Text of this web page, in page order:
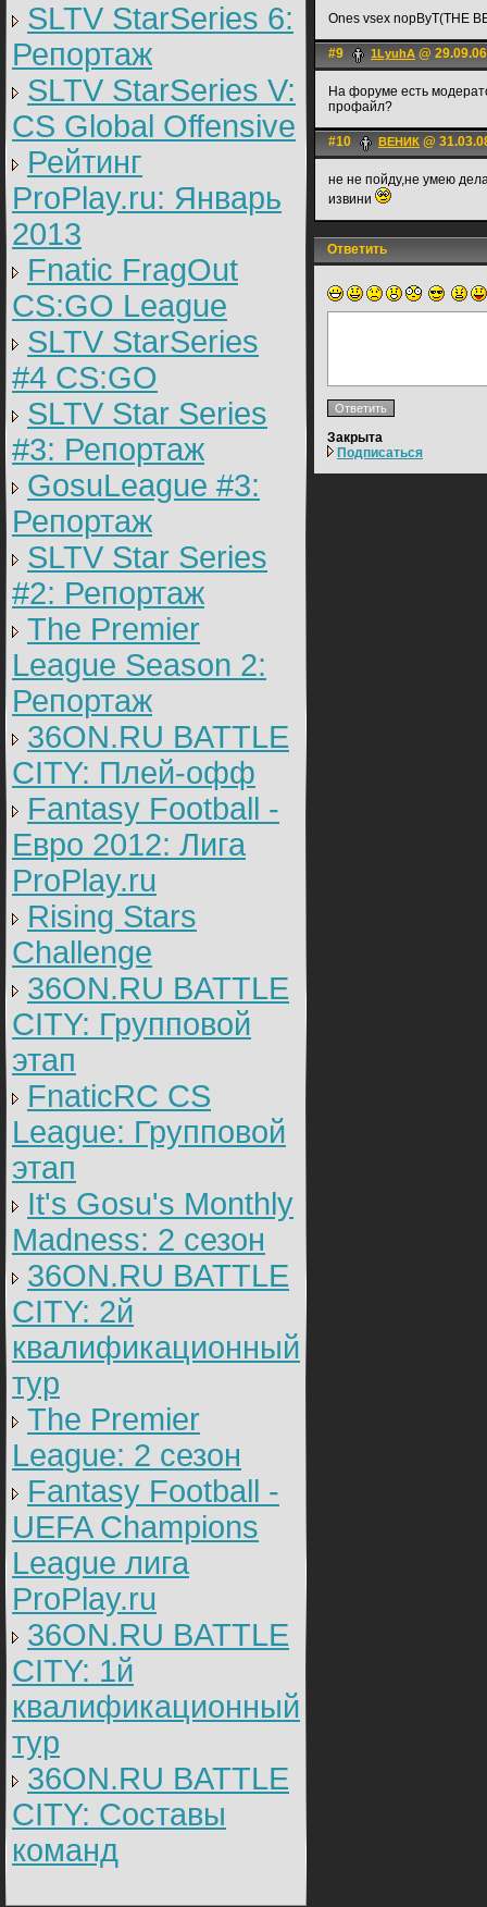
SLTV StarSeries 6:
Репортаж
SLTV StarSeries V:
CS Global Offensive
Рейтинг
ProPlay.ru: Январь
2013
Fnatic FragOut
CS:GO League
SLTV StarSeries
#4 CS:GO
SLTV Star Series
#3: Репортаж
GosuLeague #3:
Репортаж
SLTV Star Series
#2: Репортаж
The Premier
League Season 2:
Репортаж
36ON.RU BATTLE
CITY: Плей-офф
Fantasy Football -
Евро 2012: Лига
ProPlay.ru
Rising Stars
Challenge
36ON.RU BATTLE
CITY: Групповой
этап
FnaticRC CS
League: Групповой
этап
It's Gosu's Monthly
Madness: 2 сезон
36ON.RU BATTLE
CITY: 2й
квалификационный
тур
The Premier
League: 2 cезон
Fantasy Football -
UEFA Champions
League лига
ProPlay.ru
36ON.RU BATTLE
CITY: 1й
квалификационный
тур
36ON.RU BATTLE
CITY: Составы
команд
Ones vsex nopByT(THE
#9 1LyuhA @
На форуме есть
профайл?
#10 ВЕНИК @
не не пойду,не умею
извини
Ответить
Закрыта
Подписаться